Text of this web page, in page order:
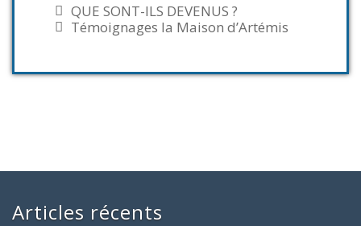
QUE SONT-ILS DEVENUS ?
Témoignages la Maison d’Artémis
Articles récents